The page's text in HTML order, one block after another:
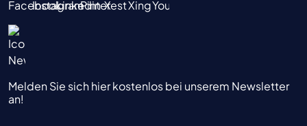
Melden Sie sich hier kostenlos bei unserem Newsletter
an!